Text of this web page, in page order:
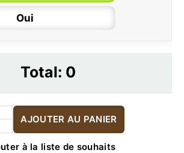
Oui
Total: 0
AJOUTER AU PANIER
à la liste de souhaits